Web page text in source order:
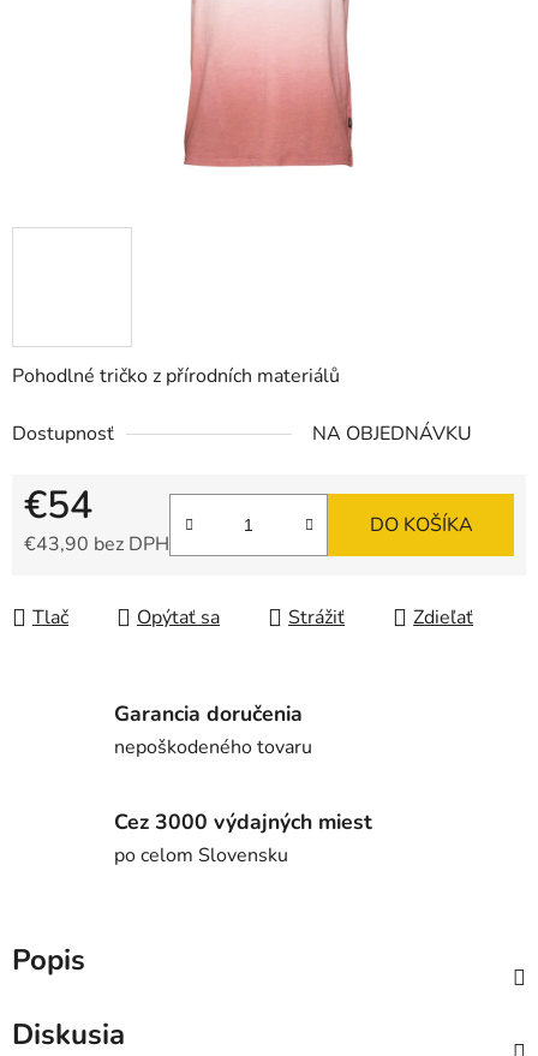
Pohodlné tričko z přírodních materiálů
Dostupnosť NA OBJEDNÁVKU
€54
€43,90 bez DPH
DO KOŠÍKA
Tlač Opýtať sa Strážiť Zdieľať
Garancia doručenia
nepoškodeného tovaru
Cez 3000 výdajných miest
po celom Slovensku
Popis
Diskusia